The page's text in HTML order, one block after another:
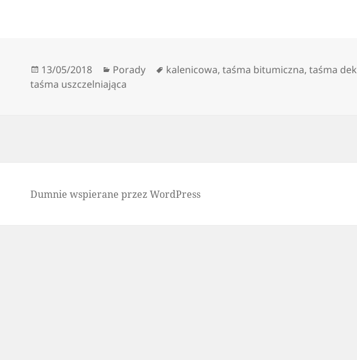
Data
publikacji
13/05/2018 Kategorie
Porady Tagi
kalenicowa,taśma bitumiczna,taśma
taśma uszczelniająca
Dumnie wspierane przez WordPress